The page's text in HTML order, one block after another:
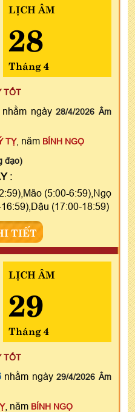
LỊCH ÂM
28
Tháng 4
TỐT
ngày28/4/2026 Âm
TỴ, năm BÍNH NGỌ
đạo)
:
(5:00-6:59),Ngọ
(17:00-18:59)
TIẾT
LỊCH ÂM
29
Tháng 4
TỐT
nhằm ngày29/4/2026 Âm
, năm BÍNH NGỌ